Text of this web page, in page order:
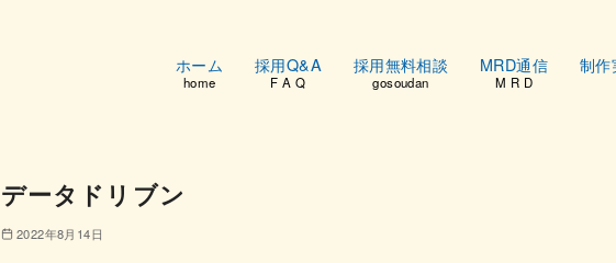
ホーム
home
採用Q&A
F A Q
採用無料相談
gosoudan
MRD通信
M R D
制作
データドリブン
2022年8月14日